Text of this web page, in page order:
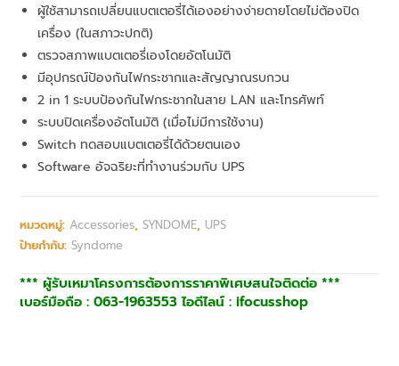
ผู้ใช้สามารถเปลี่ยนแบตเตอรี่ได้เองอย่างง่ายดายโดยไม่ต้องปิด
เครื่อง (ในสภาวะปกติ)
ตรวจสภาพแบตเตอรี่เองโดยอัตโนมัติ
มีอุปกรณ์ป้องกันไฟกระชากและสัญญาณรบกวน
2 in 1 ระบบป้องกันไฟกระชากในสาย LAN และโทรศัพท์
ระบบปิดเครื่องอัตโนมัติ (เมื่อไม่มีการใช้งาน)
Switch ทดสอบแบตเตอรี่ได้ด้วยตนเอง
Software อัจฉริยะที่ทำงานร่วมกับ UPS
หมวดหมู่: Accessories,SYNDOME, UPS
ป้ายกำกับ:Syndome
*** ผู้รับเหมาโครงการต้องการราคาพิเศษสนใจติดต่อ ***
เบอร์มือถือ : 063-1963553 ไอดีไลน์ : ifocusshop